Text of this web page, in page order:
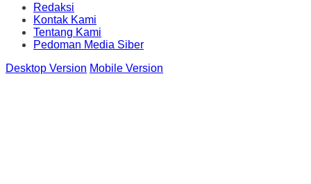
Redaksi
Kontak Kami
Tentang Kami
Pedoman Media Siber
Desktop Version Mobile Version